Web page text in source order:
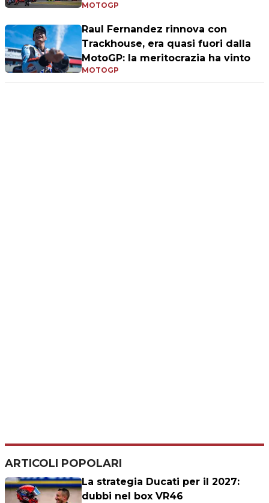
MOTOGP
Raul Fernandez rinnova con
Trackhouse, era quasi fuori dalla
MotoGP: la meritocrazia ha vinto
MOTOGP
ARTICOLI POPOLARI
La strategia Ducati per il 2027:
dubbi nel box VR46